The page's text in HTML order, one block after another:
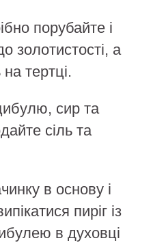
порубайте і
золотистості, а
на тертці.
сир та
сіль та
в основу і
пиріг із
в духовці